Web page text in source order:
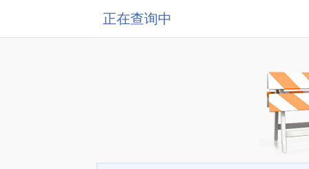
正在查询中